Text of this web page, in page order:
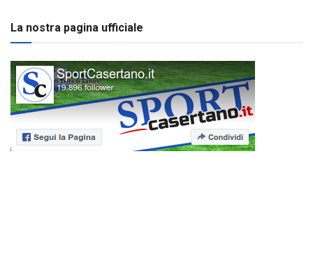
La nostra pagina ufficiale